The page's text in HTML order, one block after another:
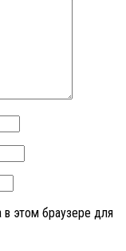
в этом браузере для